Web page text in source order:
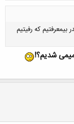
که رفیتیم
شدیم؟!